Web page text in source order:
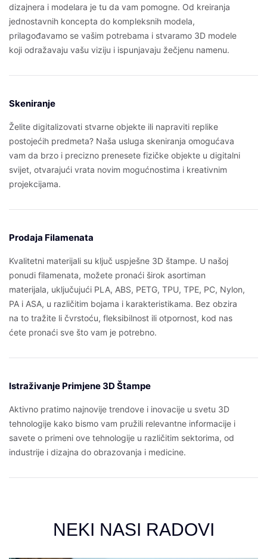
dizajnera i modelara je tu da vam pomogne. Od kreiranja
jednostavnih koncepta do kompleksnih modela,
prilagođavamo se vašim potrebama i stvaramo 3D modele
koji odražavaju vašu viziju i ispunjavaju žečjenu namenu.
Skeniranje
Želite digitalizovati stvarne objekte ili napraviti replike
postojećih predmeta? Naša usluga skeniranja omogućava
vam da brzo i precizno prenesete fizičke objekte u digitalni
svijet, otvarajući vrata novim mogućnostima i kreativnim
projekcijama.
Prodaja Filamenata
Kvalitetni materijali su ključ uspješne 3D štampe. U našoj
ponudi filamenata, možete pronaći širok asortiman
materijala, uključujući PLA, ABS, PETG, TPU, TPE, PC, Nylon,
PA i ASA, u različitim bojama i karakteristikama. Bez obzira
na to tražite li čvrstoću, fleksibilnost ili otpornost, kod nas
ćete pronaći sve što vam je potrebno.
Istraživanje Primjene 3D Štampe
Aktivno pratimo najnovije trendove i inovacije u svetu 3D
tehnologije kako bismo vam pružili relevantne informacije i
savete o primeni ove tehnologije u različitim sektorima, od
industrije i dizajna do obrazovanja i medicine.
NEKI NASI RADOVI